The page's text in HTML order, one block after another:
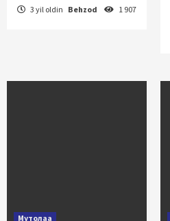
3 yil oldin Behzod 1 907
Мутолаа